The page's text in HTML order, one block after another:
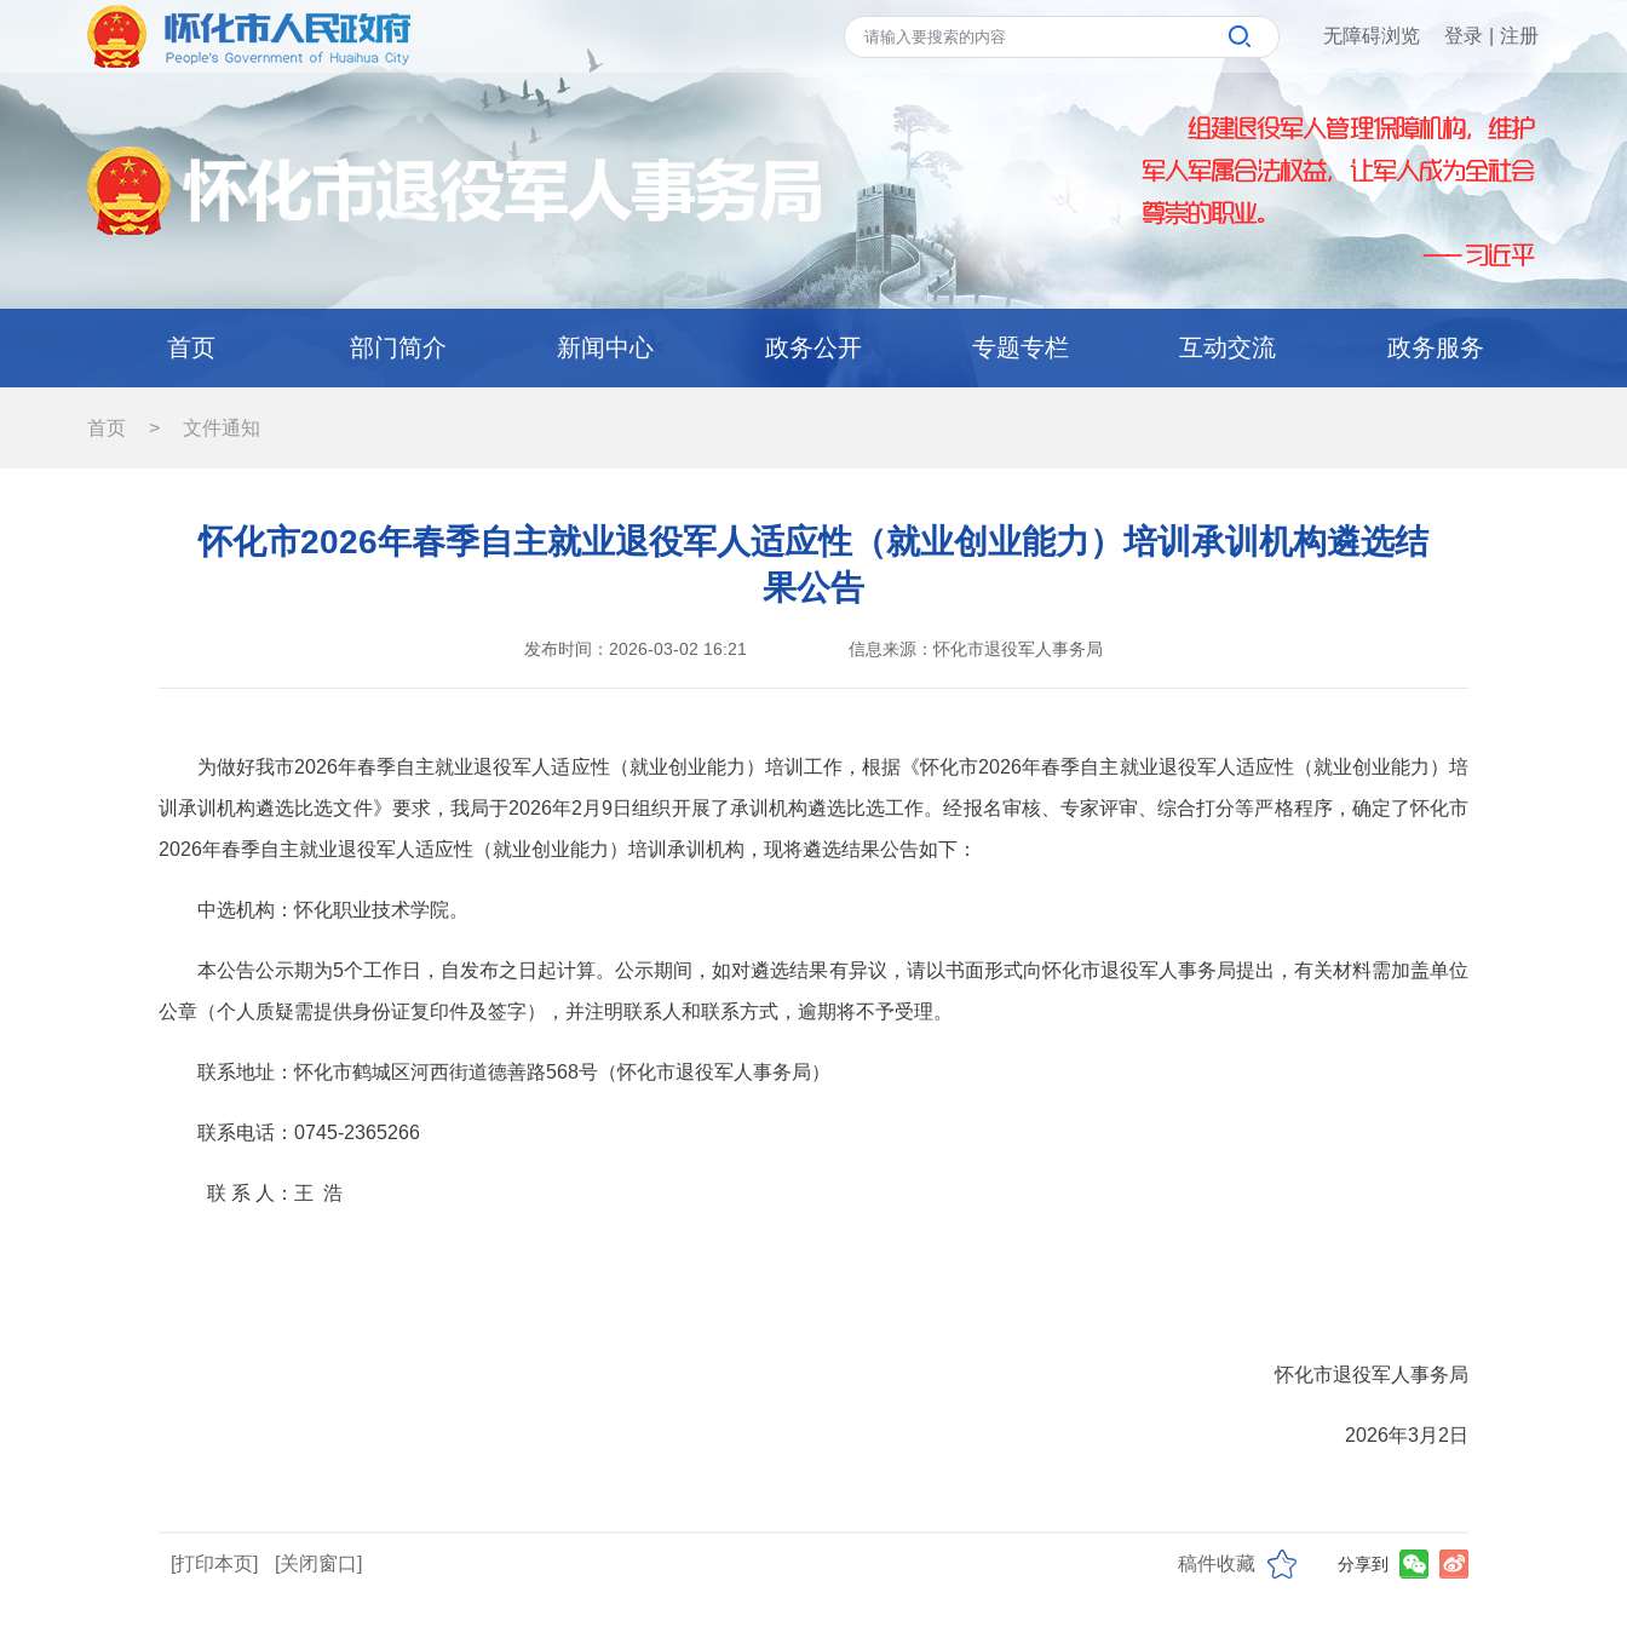
无障碍浏览 登录 注册
首页 部门简介 新闻中心 政务公开 专题专栏 互动交流 政务服务
首页 > 文件通知
怀化市2026年春季自主就业退役军人适应性（就业创业能力）培训承训机构遴选结
果公告
发布时间：2026-03-02 16:21 信息来源：怀化市退役军人事务局
为做好我市2026年春季自主就业退役军人适应性（就业创业能力）培训工作，根据《怀化市2026年春季自主就业退役军人适应性（就业创业能力）培
训承训机构遴选比选文件》要求，我局于2026年2月9日组织开展了承训机构遴选比选工作。经报名审核、专家评审、综合打分等严格程序，确定了怀化市
2026年春季自主就业退役军人适应性（就业创业能力）培训承训机构，现将遴选结果公告如下：
中选机构：怀化职业技术学院。
本公告公示期为5个工作日，自发布之日起计算。公示期间，如对遴选结果有异议，请以书面形式向怀化市退役军人事务局提出，有关材料需加盖单位
公章（个人质疑需提供身份证复印件及签字），并注明联系人和联系方式，逾期将不予受理。
联系地址：怀化市鹤城区河西街道德善路568号（怀化市退役军人事务局）
联系电话：0745-2365266
联 系 人：王 浩
怀化市退役军人事务局
2026年3月2日
[打印本页] [关闭窗口] 稿件收藏 分享到